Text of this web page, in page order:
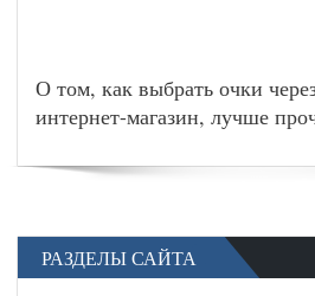
О том, как выбрать очки
интернет-магазин, лучше
РАЗДЕЛЫ САЙТА